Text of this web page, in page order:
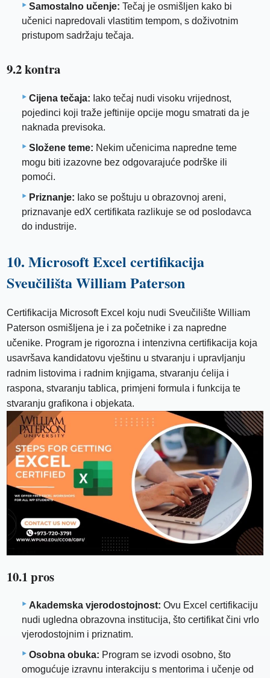
Samostalno učenje: Tečaj je osmišljen kako bi
učenici napredovali vlastitim tempom, s doživotnim
pristupom sadržaju tečaja.
9.2 kontra
Cijena tečaja: Iako tečaj nudi visoku vrijednost,
pojedinci koji traže jeftinije opcije mogu smatrati da je
naknada previsoka.
Složene teme: Nekim učenicima napredne teme
mogu biti izazovne bez odgovarajuće podrške ili
pomoći.
Priznanje: Iako se poštuju u obrazovnoj areni,
priznavanje edX certifikata razlikuje se od poslodavca
do industrije.
10. Microsoft Excel certifikacija
Sveučilišta William Paterson
Certifikacija Microsoft Excel koju nudi Sveučilište William
Paterson osmišljena je i za početnike i za napredne
učenike. Program je rigorozna i intenzivna certifikacija koja
usavršava kandidatovu vještinu u stvaranju i upravljanju
radnim listovima i radnim knjigama, stvaranju ćelija i
raspona, stvaranju tablica, primjeni formula i funkcija te
stvaranju grafikona i objekata.
10.1 pros
Akademska vjerodostojnost: Ovu Excel certifikaciju
nudi ugledna obrazovna institucija, što certifikat čini vrlo
vjerodostojnim i priznatim.
Osobna obuka: Program se izvodi osobno, što
omogućuje izravnu interakciju s mentorima i učenje od